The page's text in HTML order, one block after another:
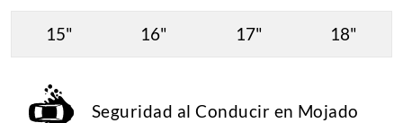
15" 16" 17" 18"
Seguridad al Conducir en Mojado